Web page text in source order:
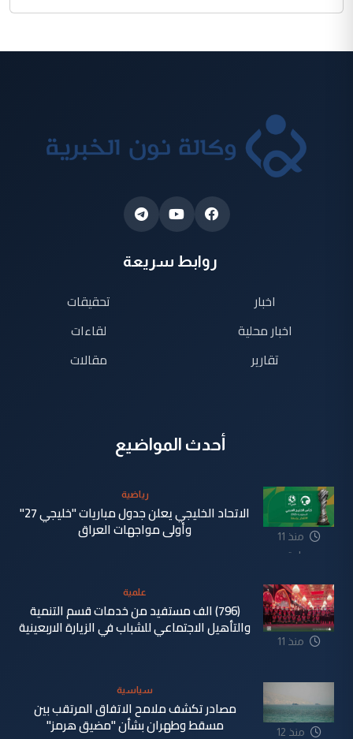
روابط سريعة
اخبار
اخبار محلية
تقارير
تحقيقات
لقاءات
مقالات
أحدث المواضيع
منذ 11
ساعة
رياضية
الاتحاد الخليجي يعلن جدول مباريات "خليجي 27"
وأولى مواجهات العراق
منذ 11
علمية
(796) الف مستفيد من خدمات قسم التنمية
والتأهيل الاجتماعي للشباب في الزيارة الاربعينية
منذ 12
سياسية
مصادر تكشف ملامح الاتفاق المرتقب بين
مسقط وطهران بشأن "مضيق هرمز"